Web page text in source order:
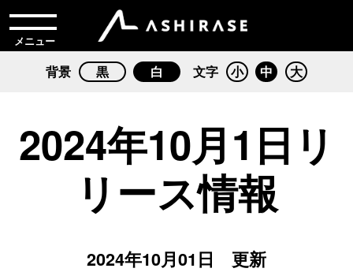
メニュー
背景 黒 白 文字 小 中 大
2024年10月1日リ
リース情報
2024年10月01日 更新